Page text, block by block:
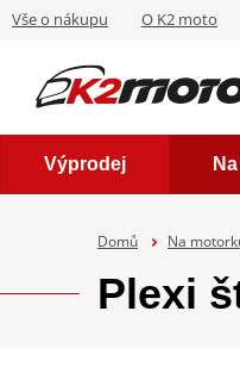
Vše o nákupu O K2 moto
Výprodej
Domů Na
Plexi